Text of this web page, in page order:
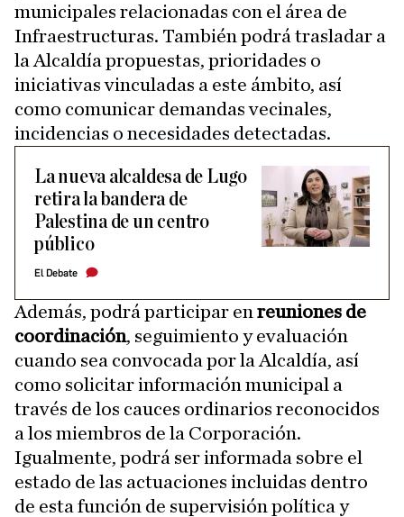
municipales relacionadas con el área de
Infraestructuras. También podrá trasladar a
la Alcaldía propuestas, prioridades o
iniciativas vinculadas a este ámbito, así
como comunicar demandas vecinales,
incidencias o necesidades detectadas.
La nueva alcaldesa de Lugo
retira la bandera de
Palestina de un centro
público
El Debate
Además, podrá participar en reuniones de
coordinación, seguimiento y evaluación
cuando sea convocada por la Alcaldía, así
como solicitar información municipal a
través de los cauces ordinarios reconocidos
a los miembros de la Corporación.
Igualmente, podrá ser informada sobre el
estado de las actuaciones incluidas dentro
de esta función de supervisión política y